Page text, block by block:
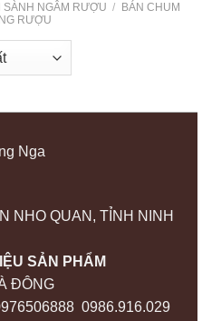
SÀNH NGÂM RƯỢU /
BÁN CHUM
RƯỢU
Nga
NHO QUAN, TỈNH NINH
SẢN PHẨM
ĐÔNG
0986.916.029